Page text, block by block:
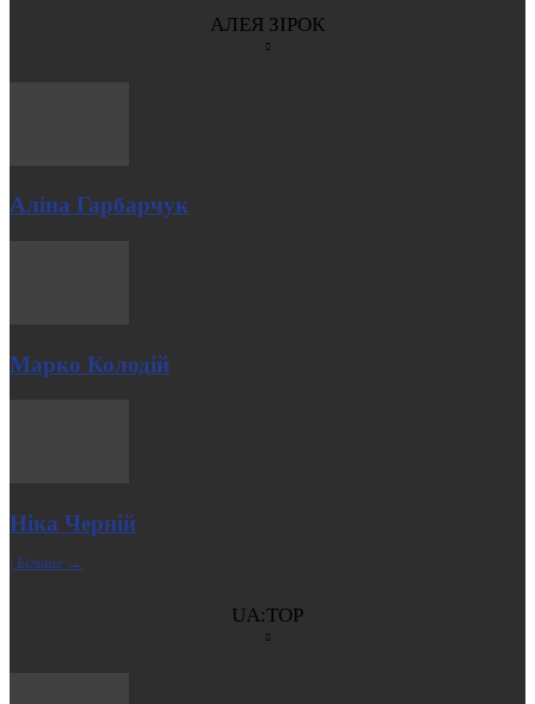
АЛЕЯ ЗІРОК
Аліна Гарбарчук
Марко Колодій
Ніка Черній
| Більше →
UA:TOP